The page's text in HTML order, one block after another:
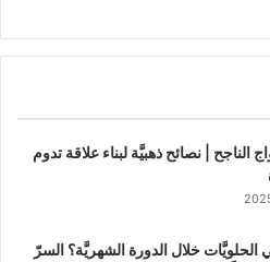
الناجح | نصائح ذهبيَّة لبناء علاقة تدوم
الحلويَّات خلال الدورة الشهريَّة؟ السرّ